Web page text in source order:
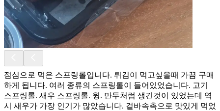
점심으로 먹은 스프링롤입니다. 튀김이 먹고싶을때 가끔 구매
하게 됩니다. 여러 종류의 스프링롤이 들어있었습니다. 고기
스프링롤. 새우 스프링롤. 윙. 만두처럼 생긴것이 있었는데 역
시 새우가 가장 인기가 많았습니다. 겉바속촉으로 맛있게 먹었